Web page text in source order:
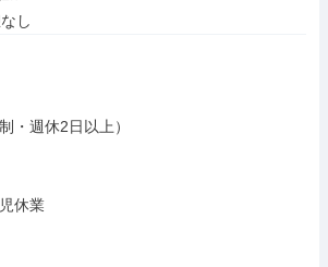
し
・週休2日以上）
休業